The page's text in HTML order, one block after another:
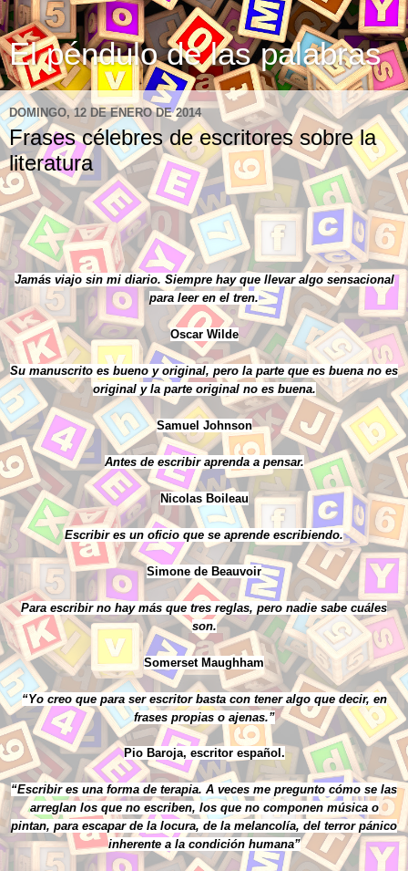
El péndulo de las palabras
DOMINGO, 12 DE ENERO DE 2014
Frases célebres de escritores sobre la
literatura
Jamás viajo sin mi diario. Siempre hay que llevar algo sensacional
para leer en el tren.
Oscar Wilde
Su manuscrito es bueno y original, pero la parte que es buena no es
original y la parte original no es buena.
Samuel Johnson
Antes de escribir aprenda a pensar.
Nicolas Boileau
Escribir es un oficio que se aprende escribiendo.
Simone de Beauvoir
Para escribir no hay más que tres reglas, pero nadie sabe cuáles
son.
Somerset Maughham
“Yo creo que para ser escritor basta con tener algo que decir, en
frases propias o ajenas.”
Pio Baroja, escritor español.
“Escribir es una forma de terapia. A veces me pregunto cómo se las
arreglan los que no escriben, los que no componen música o
pintan, para escapar de la locura, de la melancolía, del terror pánico
inherente a la condición humana”